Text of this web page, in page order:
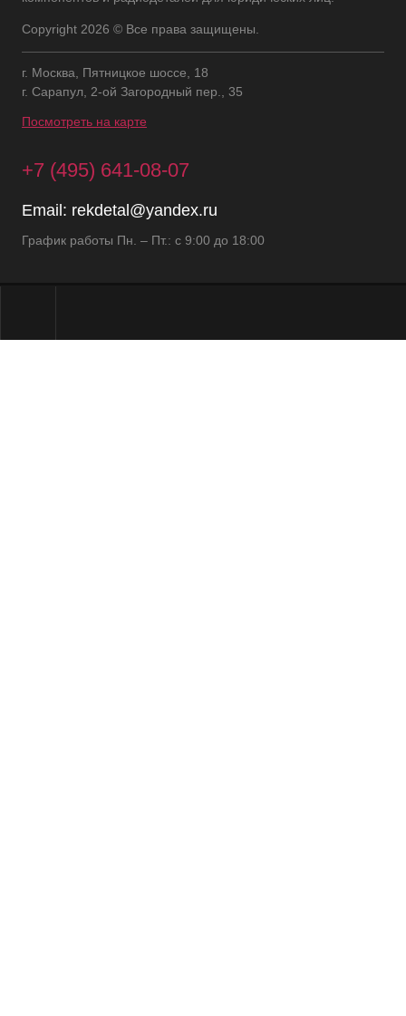
Copyright 2026 © Все права защищены.
г. Москва, Пятницкое шоссе, 18
г. Сарапул, 2-ой Загородный пер., 35
Посмотреть на карте
+7 (495) 641-08-07
Email: rekdetal@yandex.ru
График работы Пн. – Пт.: с 9:00 до 18:00